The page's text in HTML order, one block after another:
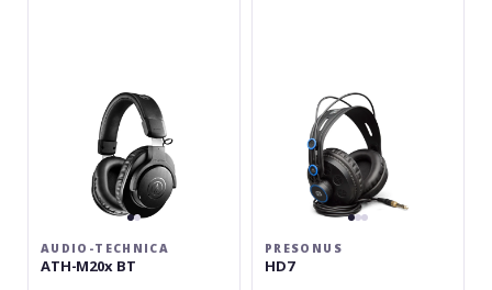
AUDIO-TECHNICA
ATH-M20x BT
PRESONUS
HD7